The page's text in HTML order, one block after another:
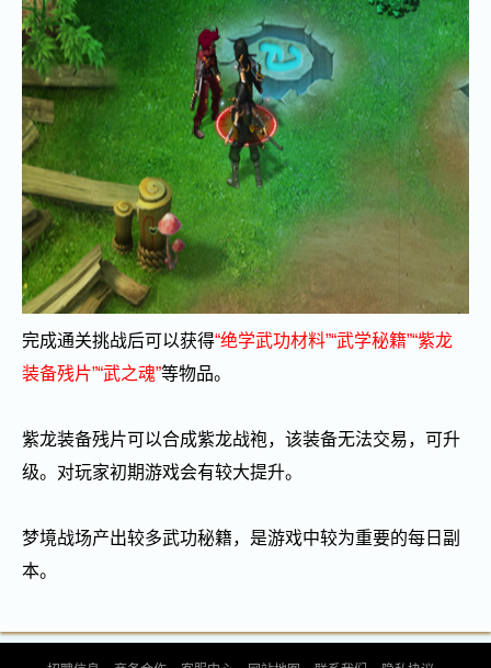
完成通关挑战后可以获得“绝学武功材料”“武学秘籍”“紫龙
装备残片”“武之魂”等物品。
紫龙装备残片可以合成紫龙战袍，该装备无法交易，可升
级。对玩家初期游戏会有较大提升。
梦境战场产出较多武功秘籍，是游戏中较为重要的每日副
本。